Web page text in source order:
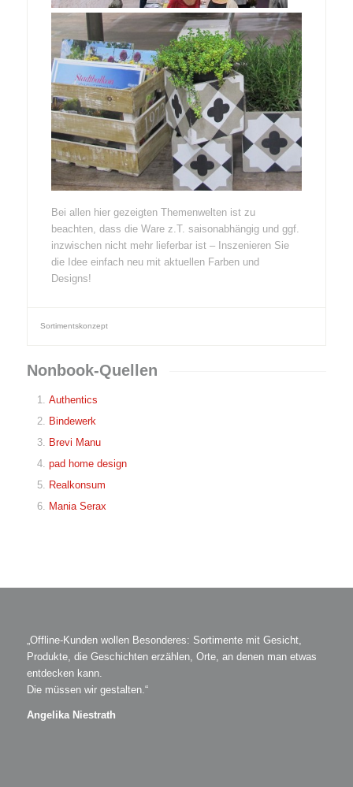
Bei allen hier gezeigten Themenwelten ist zu
beachten, dass die Ware z.T. saisonabhängig und ggf.
inzwischen nicht mehr lieferbar ist – Inszenieren Sie
die Idee einfach neu mit aktuellen Farben und
Designs!
Sortimentskonzept
Nonbook-Quellen
Authentics
Bindewerk
Brevi Manu
pad home design
Realkonsum
Mania Serax
„Offline-Kunden wollen Besonderes: Sortimente mit Gesicht,
Produkte, die Geschichten erzählen, Orte, an denen man etwas
entdecken kann.
Die müssen wir gestalten.“
Angelika Niestrath